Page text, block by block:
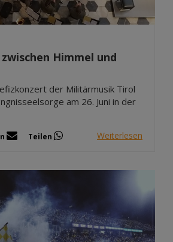
Himmel und
der Militärmusik Tirol
am 26. Juni in der
Teilen Weiterlesen